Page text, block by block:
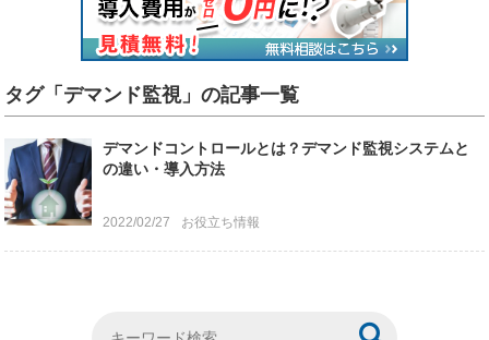
タグ「デマンド監視」の記事一覧
デマンドコントロールとは？デマンド監視システムと
の違い・導入方法
2022/02/27 お役立ち情報